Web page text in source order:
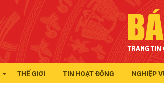
THẾ GIỚI TIN HOẠT ĐỘNG NGHIỆP